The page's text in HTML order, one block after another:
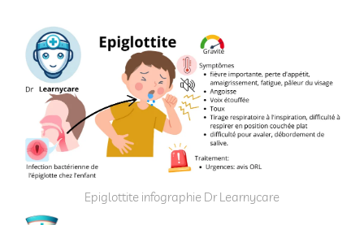
Epiglottite infographie Dr Learnycare